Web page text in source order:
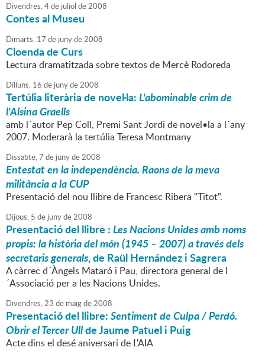
Divendres,4de juliol de2008
Contes al Museu
Dimarts, 17 de junyde2008
Cloenda de Curs
Lectura dramatitzada sobre textos de Mercè Rodoreda
Dilluns, 16 de junyde2008
Tertúlia literària de novel·la:L'abominable crim de
l'Alsina Graells
amb l´autor Pep Coll, Premi Sant Jordi de novel•la a l´any
2007. Moderarà la tertúlia Teresa Montmany
Dissabte,7 de junyde2008
Entestat en la independència. Raons de la meva
militància a la CUP
Presentació del nou llibre de Francesc Ribera "Titot".
Dijous, 5 de junyde2008
Presentació del llibre :Les Nacions Unides amb noms
propis: la història del món (1945 – 2007) a través dels
secretaris generals, de Raül Hernández i Sagrera
A càrrec d´Àngels Mataró i Pau, directora general de l
´Associació per a les Nacions Unides.
Divendres,23 de maigde2008
Presentació del llibre:Sentiment de Culpa / Perdó.
Obrir el Tercer Ullde Jaume Patuel i Puig
Acte dins el desé aniversari de L'AIA